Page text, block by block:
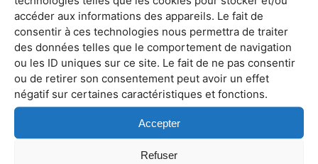
accéder aux informations des appareils. Le fait de
consentir à ces technologies nous permettra de traiter
des données telles que le comportement de navigation
ou les ID uniques sur ce site. Le fait de ne pas consentir
ou de retirer son consentement peut avoir un effet
négatif sur certaines caractéristiques et fonctions.
Accepter
Refuser